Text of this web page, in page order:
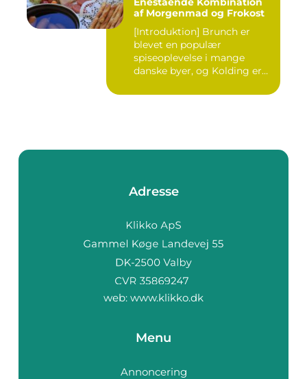
af Morgenmad og Frokost
[Introduktion] Brunch er
blevet en populær
spiseoplevelse i mange
danske byer, og Kolding er
Adresse
web: www.klikko.dk
Menu
Annoncering